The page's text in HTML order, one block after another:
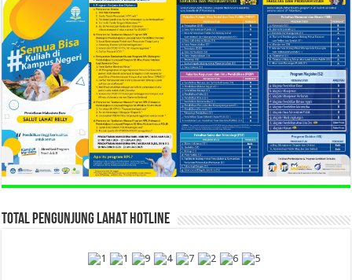
TOTAL PENGUNJUNG LAHAT HOTLINE